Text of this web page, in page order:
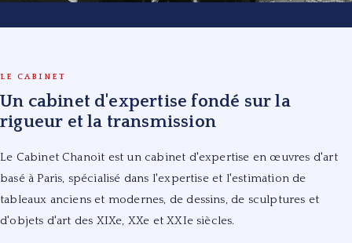
LE CABINET
Un cabinet d'expertise fondé sur la
rigueur et la transmission
Le Cabinet Chanoit est un cabinet d'expertise en œuvres d'art
basé à Paris, spécialisé dans l'expertise et l'estimation de
tableaux anciens et modernes, de dessins, de sculptures et
d'objets d'art des XIXe, XXe et XXIe siècles.